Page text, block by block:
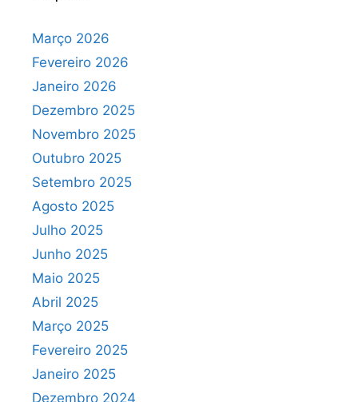
Março 2026
Fevereiro 2026
Janeiro 2026
Dezembro 2025
Novembro 2025
Outubro 2025
Setembro 2025
Agosto 2025
Julho 2025
Junho 2025
Maio 2025
Abril 2025
Março 2025
Fevereiro 2025
Janeiro 2025
Dezembro 2024